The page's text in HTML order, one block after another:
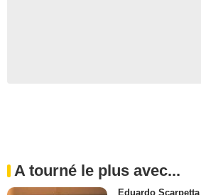
A tourné le plus avec...
Eduardo Scarpetta